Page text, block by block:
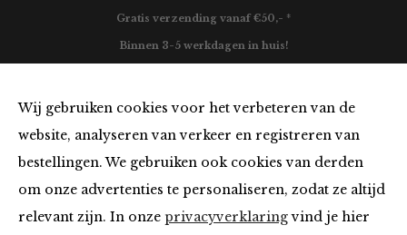
Wij gebruiken cookies voor het verbeteren van de
website, analyseren van verkeer en registreren van
bestellingen. We gebruiken ook cookies van derden
om onze advertenties te personaliseren, zodat ze altijd
relevant zijn. In onze privacyverklaringvind je hier
Gratis verzending vanaf €50,- *
Binnen 3-5 werkdagen in huis!
Must Haves